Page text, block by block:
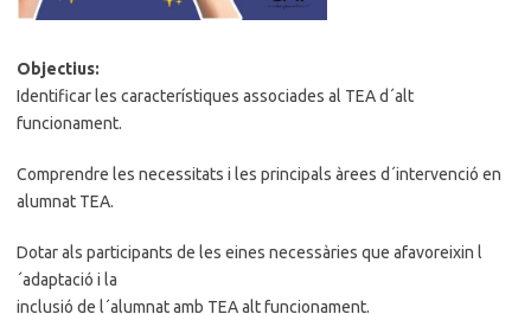
Objectius:
Identificar les característiques associades al TEA d´alt
funcionament.
Comprendre les necessitats i les principals àrees d´intervenció en
alumnat TEA.
Dotar als participants de les eines necessàries que afavoreixin l
´adaptació i la
inclusió de l´alumnat amb TEA alt funcionament.